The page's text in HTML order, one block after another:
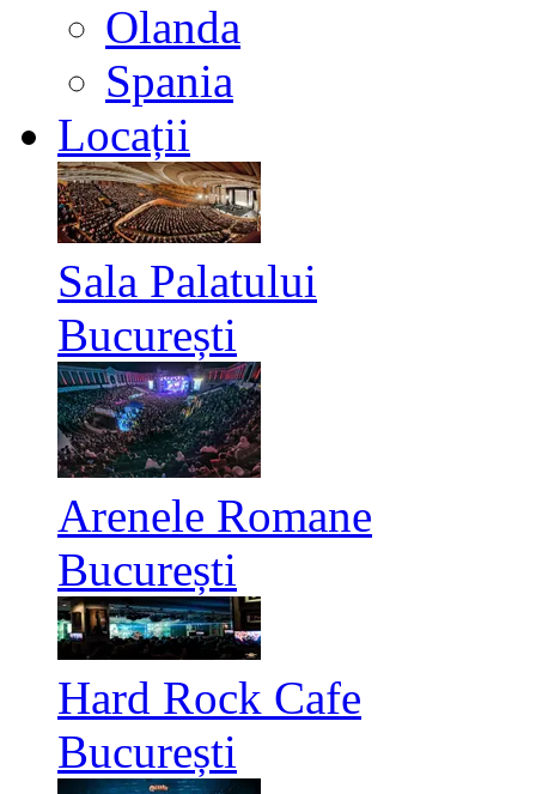
Olanda
Spania
Locații
Sala Palatului
București
Arenele Romane
București
Hard Rock Cafe
București